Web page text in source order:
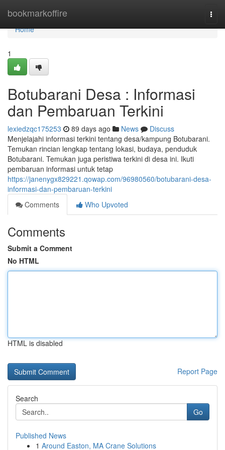
bookmarkoffire
Home
Home
1
Botubarani Desa : Informasi
dan Pembaruan Terkini
lexiedzqc175253 89 days ago News
Discuss
Menjelajahi informasi terkini tentang desa/kampung Botubarani.
Temukan rincian lengkap tentang lokasi, budaya, penduduk
Botubarani. Temukan juga peristiwa terkini di desa ini. Ikuti
pembaruan informasi untuk tetap
https://janenygx829221.qowap.com/96980560/botubarani-desa-
informasi-dan-pembaruan-terkini
Comments
Who Upvoted
Comments
Submit a Comment
No HTML
HTML is disabled
Report Page
Search
Go
Published News
1 Around Easton, MA Crane Solutions